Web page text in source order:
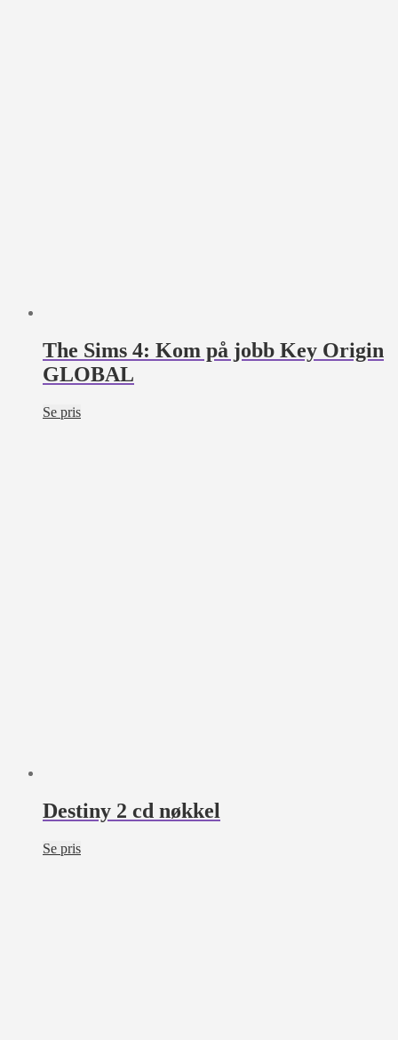
The Sims 4: Kom på jobb Key Origin
GLOBAL
Se pris
Destiny 2 cd nøkkel
Se pris